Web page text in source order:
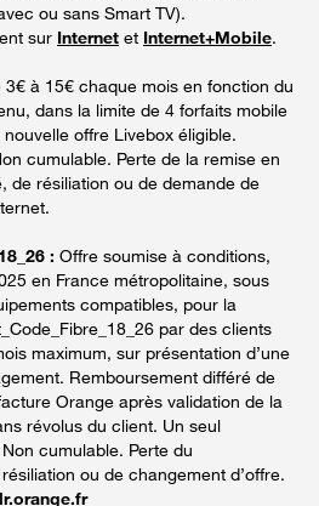
ou sans Smart TV).
sur Internet et Internet+Mobile.
3€ à 15€ chaque mois en fonction du
dans la limite de 4 forfaits mobile
offre Livebox éligible.
cumulable. Perte de la remise en
de résiliation ou de demande de
: Offre soumise à conditions,
en France métropolitaine, sous
compatibles, pour la
par des clients
maximum, sur présentation d’une
Remboursement différé de
Orange après validation de la
révolus du client. Un seul
cumulable. Perte du
ou de changement d’offre.